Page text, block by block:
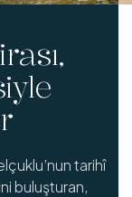
tarihî
buluşturan,